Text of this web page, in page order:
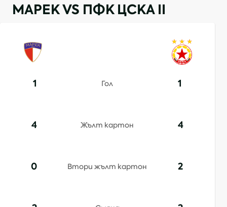
МАРЕК VS ПФК ЦСКА II
1 Гол 1
4 Жълт картон 4
0 Втори жълт картон 2